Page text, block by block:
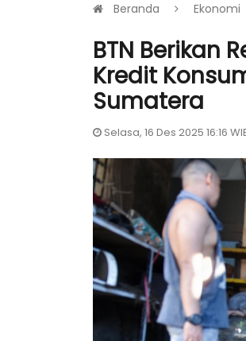
Beranda Ekonomi
BTN Berikan
Kredit
Sumatera
Selasa, 16 Des 2025 16:16